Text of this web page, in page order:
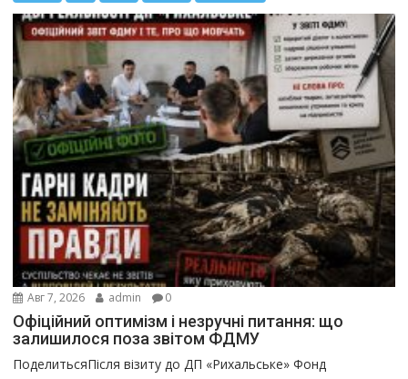
Авг 7, 2026 admin 0
Офіційний оптимізм і незручні питання: що
залишилося поза звітом ФДМУ
ПоделитьсяПісля візиту до ДП «Рихальське» Фонд